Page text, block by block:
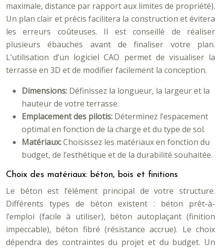
maximale, distance par rapport aux limites de propriété).
Un plan clair et précis facilitera la construction et évitera
les erreurs coûteuses. Il est conseillé de réaliser
plusieurs ébauches avant de finaliser votre plan.
L’utilisation d’un logiciel CAO permet de visualiser la
terrasse en 3D et de modifier facilement la conception.
Dimensions: Définissez la longueur, la largeur et la
hauteur de votre terrasse.
Emplacement des pilotis: Déterminez l’espacement
optimal en fonction de la charge et du type de sol.
Matériaux:Choisissez les matériaux en fonction du
budget, de l’esthétique et de la durabilité souhaitée.
Choix des matériaux: béton, bois et finitions
Le béton est l’élément principal de votre structure.
Différents types de béton existent : béton prêt-à-
l’emploi (facile à utiliser), béton autoplaçant (finition
impeccable), béton fibré (résistance accrue). Le choix
dépendra des contraintes du projet et du budget. Un